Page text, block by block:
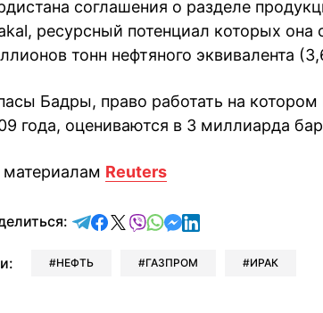
соглашения о разделе
ресурсный потенциал которых
тонн нефтяного эквивалента
Бадры, право работать на
года, оцениваются в 3 миллиарда
Reuters
отправить в Telegram
поделиться в Facebook
поделиться в X
отправить в Viber
отправить в Whatsapp
отправить в
отправить в
НЕФТЬ ГАЗПРОМ ИРАК